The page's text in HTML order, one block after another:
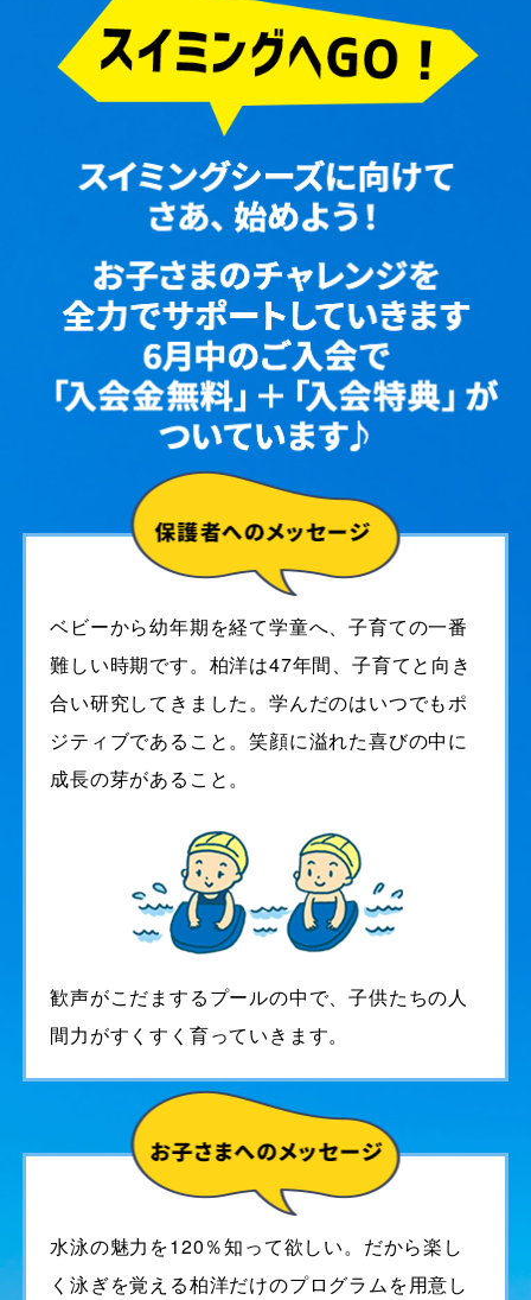
ベビーから幼年期を経て学童へ、子育ての一番
難しい時期です。柏洋は47年間、子育てと向き
合い研究してきました。学んだのはいつでもポ
ジティブであること。笑顔に溢れた喜びの中に
成長の芽があること。
歓声がこだまするプールの中で、子供たちの人
間力がすくすく育っていきます。
水泳の魅力を120％知って欲しい。だから楽し
く泳ぎを覚える柏洋だけのプログラムを用意し